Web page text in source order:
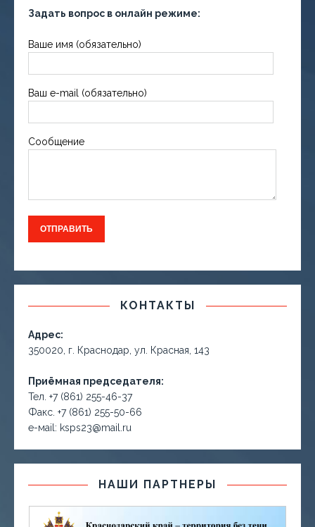
Задать вопрос в онлайн режиме:
Ваше имя (обязательно)
Ваш e-mail (обязательно)
Сообщение
КОНТАКТЫ
Адрес:
350020, г. Краснодар, ул. Красная, 143
Приёмная председателя:
Тел. +7 (861) 255-46-37
Факс. +7 (861) 255-50-66
е-маil: ksps23@mail.ru
НАШИ ПАРТНЕРЫ